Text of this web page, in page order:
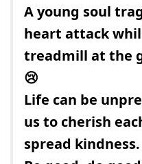
A young soul
heart attack
treadmill at the
😢
Life can be
us to cherish
spread kindness.